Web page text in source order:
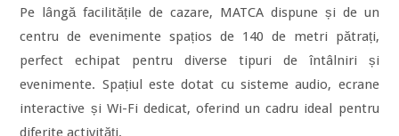
Pe lângă facilitățile de cazare, MATCA dispune și de un
centru de evenimente spațios de 140 de metri pătrați,
perfect echipat pentru diverse tipuri de întâlniri și
evenimente. Spațiul este dotat cu sisteme audio, ecrane
interactive și Wi-Fi dedicat, oferind un cadru ideal pentru
diferite activități.